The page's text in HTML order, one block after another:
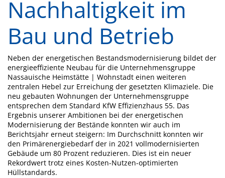
Nachhaltigkeit im
Bau und Betrieb
Neben der energetischen Bestandsmodernisierung bildet der
energieeffiziente Neubau für die Unternehmensgruppe
Nassauische Heimstätte | Wohnstadt einen weiteren
zentralen Hebel zur Erreichung der gesetzten Klimaziele. Die
neu gebauten Wohnungen der Unternehmensgruppe
entsprechen dem Standard KfW Effizienzhaus 55. Das
Ergebnis unserer Ambitionen bei der energetischen
Modernisierung der Bestände konnten wir auch im
Berichtsjahr erneut steigern: Im Durchschnitt konnten wir
den Primärenergiebedarf der in 2021 vollmodernisierten
Gebäude um 80 Prozent reduzieren. Dies ist ein neuer
Rekordwert trotz eines Kosten-Nutzen-optimierten
Hüllstandards.